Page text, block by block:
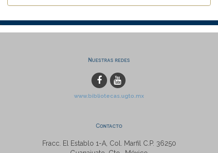
Nuestras redes
www.bibliotecas.ugto.mx
Contacto
Fracc. El Establo 1-A, Col. Marfil C.P. 36250